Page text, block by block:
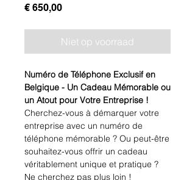
€ 650,00Prijs
Niet op voorraad
Numéro de Téléphone Exclusif en
Belgique - Un Cadeau Mémorable ou
un Atout pour Votre Entreprise !
Cherchez-vous à démarquer votre
entreprise avec un numéro de
téléphone mémorable ? Ou peut-être
souhaitez-vous offrir un cadeau
véritablement unique et pratique ?
Ne cherchez pas plus loin !